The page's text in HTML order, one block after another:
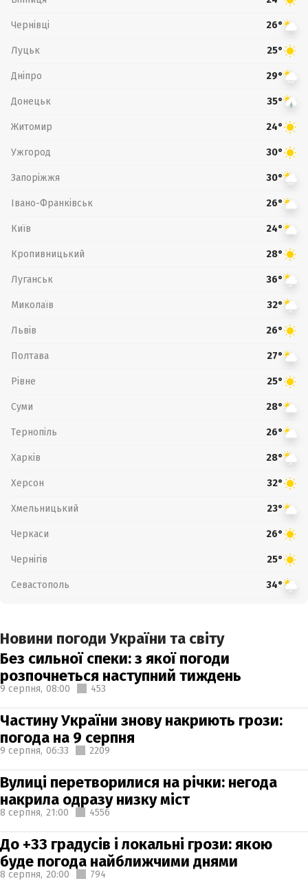
Чернівці 26°
Луцьк 25°
Дніпро 29°
Донецьк 35°
Житомир 24°
Ужгород 30°
Запоріжжя 30°
Івано-Франківськ 26°
Київ 24°
Кропивницький 28°
Луганськ 36°
Миколаїв 32°
Львів 26°
Полтава 27°
Рівне 25°
Суми 28°
Тернопіль 26°
Харків 28°
Херсон 32°
Хмельницький 23°
Черкаси 26°
Чернігів 25°
Севастополь 34°
Новини погоди України та світу
Без сильної спеки: з якої погоди
розпочнеться наступний тиждень
9 серпня, 08:00 453
Частину України знову накриють грози:
погода на 9 серпня
9 серпня, 06:33 2209
Вулиці перетворилися на річки: негода
накрила одразу низку міст
8 серпня, 21:00 4556
До +33 градусів і локальні грози: якою
буде погода найближчими днями
8 серпня, 20:00 794